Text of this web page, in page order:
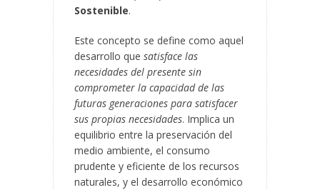
Sostenible.
Este concepto se define como aquel
desarrollo que satisface las
necesidades del presente sin
comprometer la capacidad de las
futuras generaciones para satisfacer
sus propias necesidades. Implica un
equilibrio entre la preservación del
medio ambiente, el consumo
prudente y eficiente de los recursos
naturales, y el desarrollo económico